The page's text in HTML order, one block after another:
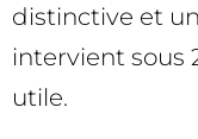
distinctive et
intervient sous
utile.